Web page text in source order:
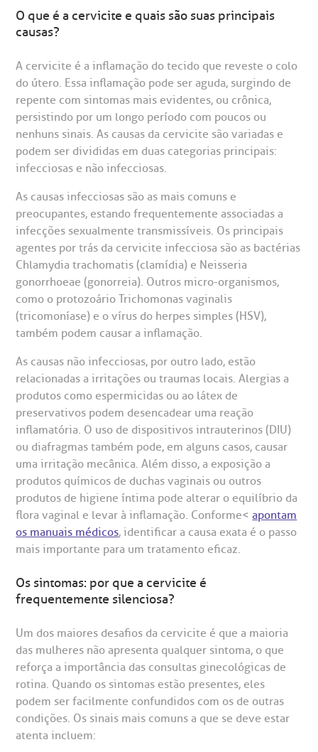
Saiba mais
Endereço:
R. Martiniano de Carvalho, 965
CEP: 01323-001 | Bela Vista
São Paulo - SP
Clínica Medicina da Mulher
Saiba mais
Endereço:
R. Colômbia, 332
CEP: 01438-000 | Jardim Paulista
São Paulo - SP
a BP
Conosco
de Benchmarking
de Bioética
Cirurgia
frequentes
de Sangue
de órgãos
de cuidado
e perdidos
O que é a cervicite e quais são suas principais
causas?
A cervicite é a inflamação do tecido que reveste o colo
do útero. Essa inflamação pode ser aguda, surgindo de
repente com sintomas mais evidentes, ou crônica,
persistindo por um longo período com poucos ou
nenhuns sinais. As causas da cervicite são variadas e
podem ser divididas em duas categorias principais:
infecciosas e não infecciosas.
As causas infecciosas são as mais comuns e
preocupantes, estando frequentemente associadas a
infecções sexualmente transmissíveis. Os principais
agentes por trás da cervicite infecciosa são as bactérias
Chlamydia trachomatis (clamídia) e Neisseria
gonorrhoeae (gonorreia). Outros micro-organismos,
como o protozoário Trichomonas vaginalis
(tricomoníase) e o vírus do herpes simples (HSV),
também podem causar a inflamação.
As causas não infecciosas, por outro lado, estão
relacionadas a irritações ou traumas locais. Alergias a
produtos como espermicidas ou ao látex de
preservativos podem desencadear uma reação
inflamatória. O uso de dispositivos intrauterinos (DIU)
ou diafragmas também pode, em alguns casos, causar
uma irritação mecânica. Além disso, a exposição a
produtos químicos de duchas vaginais ou outros
produtos de higiene íntima pode alterar o equilíbrio da
flora vaginal e levar à inflamação. Conforme<apontam
os manuais médicos, identificar a causa exata é o passo
mais importante para um tratamento eficaz.
Os sintomas: por que a cervicite é
frequentemente silenciosa?
Um dos maiores desafios da cervicite é que a maioria
das mulheres não apresenta qualquer sintoma, o que
reforça a importância das consultas ginecológicas de
rotina. Quando os sintomas estão presentes, eles
podem ser facilmente confundidos com os de outras
condições. Os sinais mais comuns a que se deve estar
atenta incluem: